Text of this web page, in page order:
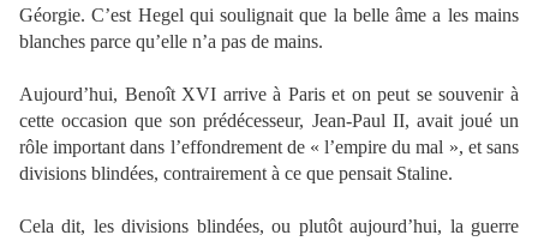
Géorgie. C’est Hegel qui soulignait que la belle âme a les mains
blanches parce qu’elle n’a pas de mains.
Aujourd’hui, Benoît XVI arrive à Paris et on peut se souvenir à
cette occasion que son prédécesseur, Jean-Paul II, avait joué un
rôle important dans l’effondrement de « l’empire du mal », et sans
divisions blindées, contrairement à ce que pensait Staline.
Cela dit, les divisions blindées, ou plutôt aujourd’hui, la guerre